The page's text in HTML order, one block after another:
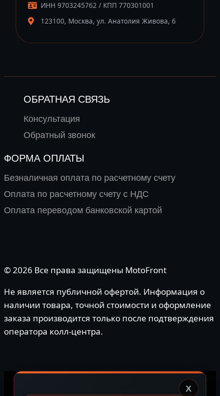
ИНН 9703245762 / КПП 770301001
123100, Москва, ул. Анатолия Живова, 6
ОБРАТНАЯ СВЯЗЬ
Консультация
Обратный звонок
ФОРМА ОПЛАТЫ
Безналичная оплата по расчетному счету
Оплата по расчетному счету с НДС
Оплата переводом банковской картой
© 2026 Все права защищены MotoFront
Не является публичной офертой. Информация о
наличии товара, точной стоимости и оформление
заказа производится только после подтверждения
оператора колл-центра.
X